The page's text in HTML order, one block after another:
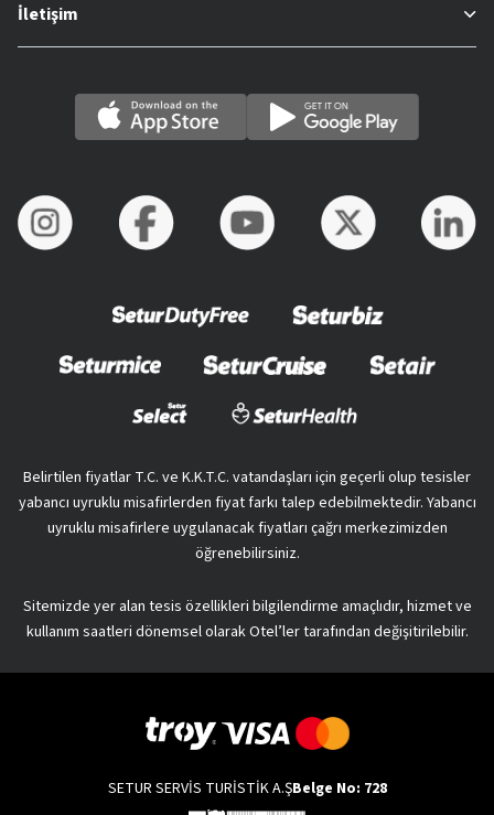
İletişim
Belirtilen fiyatlar T.C. ve K.K.T.C. vatandaşları için geçerli olup tesisler
yabancı uyruklu misafirlerden fiyat farkı talep edebilmektedir. Yabancı
uyruklu misafirlere uygulanacak fiyatları çağrı merkezimizden
öğrenebilirsiniz.
Sitemizde yer alan tesis özellikleri bilgilendirme amaçlıdır, hizmet ve
kullanım saatleri dönemsel olarak Otel’ler tarafından değişitirilebilir.
SETUR SERVİS TURİSTİK A.ŞBelge No: 728